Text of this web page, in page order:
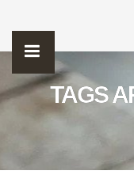
TAGS